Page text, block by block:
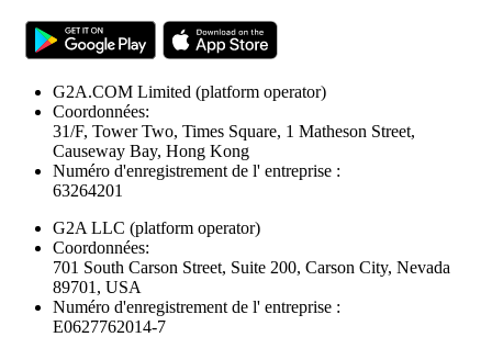
G2A.COM Limited (platform operator)
Coordonnées:
31/F, Tower Two, Times Square, 1 Matheson Street,
Causeway Bay, Hong Kong
Numéro d'enregistrement de l' entreprise :
63264201
G2A LLC (platform operator)
Coordonnées:
701 South Carson Street, Suite 200, Carson City, Nevada
89701, USA
Numéro d'enregistrement de l' entreprise :
E0627762014-7